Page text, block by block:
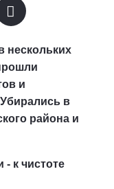
нескольких
и
в
района и
к чистоте